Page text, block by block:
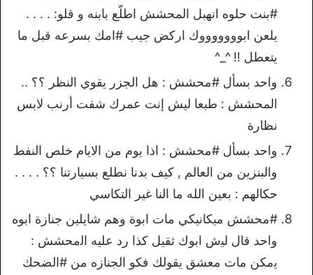
#بنت حلوه انهبل المحشش اطلّع بابنه و قلو: . . . .
يلعن ابوووووووك اركض جيب #امك بسرعه قبل ما
يتعطل !! ^_^
واحد بسأل #محشش : هل الجزر يقوي النظر ؟؟ ..
المحشش : طبعا ليش إنت عمرك شفت أرنب لابس
نظارة
واحد بسأل #محشش : اذا يوم من الايام خلص النفط
والبنزين من العالم , كيف بدنا نطلع بسيارتنا ؟؟ . . . .
حكالهم : بعين الله ما النا غير التكاسي
#محشش ﻣﻴﻜﺎﻧﻴﻜﻲ مات ابوة وهم ﺷﺎﻳﻠﻴﻦ ﺟﻨﺎﺯﺓ ﺍﺑﻮﻩ
ﻭﺍﺣﺪ ﻗﺎﻝ ﻟﻴش ﺍﺑﻮﻙ ثقيل كذا ﺭﺩ ﻋﻠﻴﻪ ﺍﻟمحشش :
ﻳمكن ﻣﺎﺕ ﻣﻌﺸﻖ يقولك فكو الجنازه من #الضحك